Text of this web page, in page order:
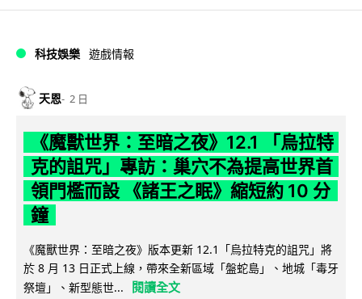
科技娛樂 遊戲情報
天恩 2 日
《魔獸世界：至暗之夜》12.1 「烏拉特
克的詛咒」專訪：巢穴不為提高世界首
領門檻而設 《諸王之眠》縮短約 10 分
鐘
《魔獸世界：至暗之夜》版本更新 12.1「烏拉特克的詛咒」將
於 8 月 13 日正式上線，帶來全新區域「盤蛇島」、地城「毒牙
祭壇」、新型態世...
閱讀全文